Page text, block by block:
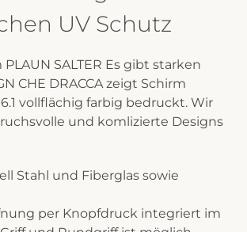
UV Schutz
SALTER Es gibt starken
CHE DRACCA zeigt Schirm
vollflächig farbig bedruckt. Wir
und komlizierte Designs
Stahl und Fiberglas sowie
per Knopfdruck integriert im